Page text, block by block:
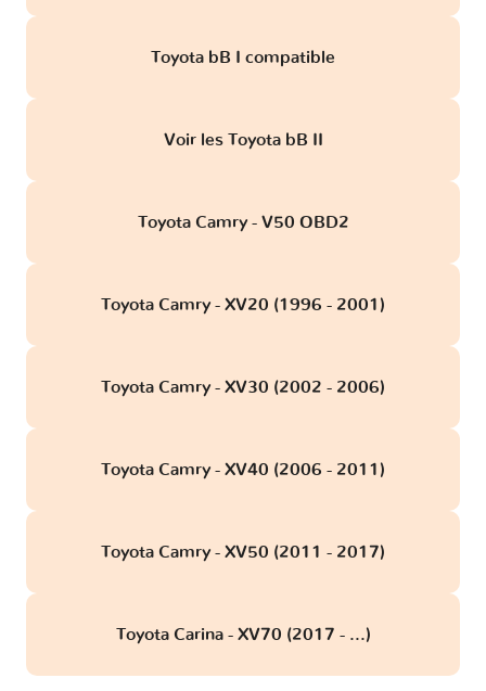
Toyota bB I compatible
Voir les Toyota bB II
Toyota Camry - V50 OBD2
Toyota Camry - XV20 (1996 - 2001)
Toyota Camry - XV30 (2002 - 2006)
Toyota Camry - XV40 (2006 - 2011)
Toyota Camry - XV50 (2011 - 2017)
Toyota Carina - XV70 (2017 - ...)